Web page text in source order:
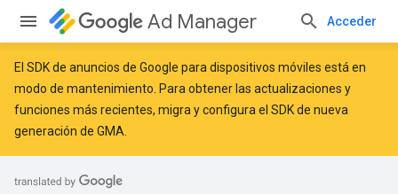
Ad Manager Acceder
El SDK de anuncios de Google para dispositivos móviles está en
modo de mantenimiento. Para obtener las actualizaciones y
funciones más recientes, migra yconfigura el SDK de nueva
generación de GMA